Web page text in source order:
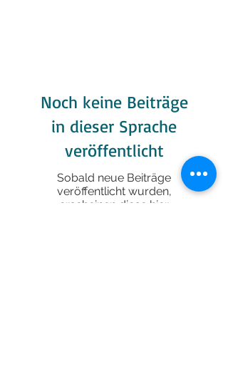
Noch keine Beiträge
in dieser Sprache
veröffentlicht
Sobald neue Beiträge
veröffentlicht wurden,
erscheinen diese hier.